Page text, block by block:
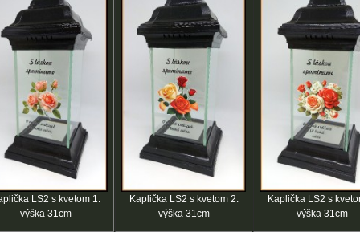
LS2 s kvetom 1.
výška 31cm
Kaplička LS2 s kvetom 2.
výška 31cm
Kaplička LS2 s
výška 31cm